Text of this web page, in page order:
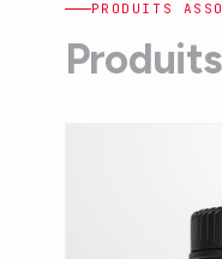
PRODUITS